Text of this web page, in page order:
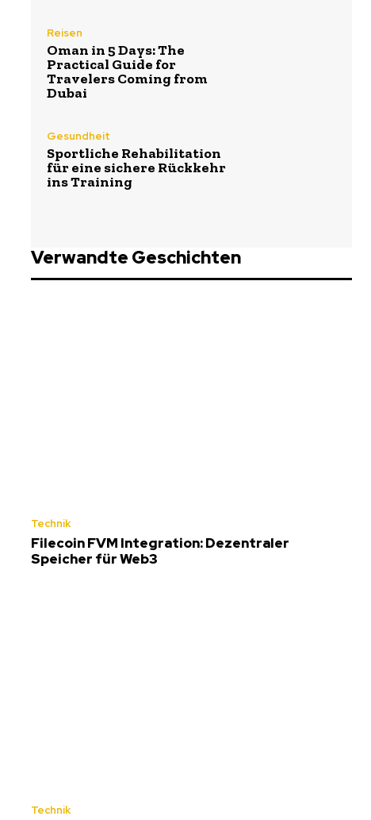
Reisen
Oman in 5 Days: The
Practical Guide for
Travelers Coming from
Dubai
Gesundheit
Sportliche Rehabilitation
für eine sichere Rückkehr
ins Training
Verwandte Geschichten
Technik
Filecoin FVM Integration: Dezentraler
Speicher für Web3
Technik